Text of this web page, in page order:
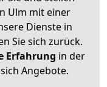
Ulm mit einer
Dienste in
Sie sich zurück.
Erfahrung in der
Angebote.